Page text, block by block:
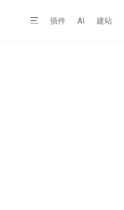
插件 AI 建站